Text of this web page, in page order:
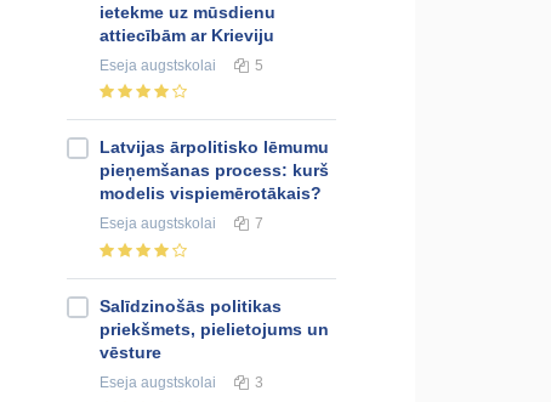
ietekme uz mūsdienu
attiecībām ar Krieviju
Eseja augstskolai 5
Latvijas ārpolitisko lēmumu
pieņemšanas process: kurš
modelis vispiemērotākais?
Eseja augstskolai 7
Salīdzinošās politikas
priekšmets, pielietojums un
vēsture
Eseja augstskolai 3